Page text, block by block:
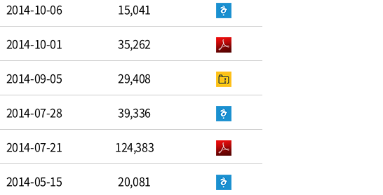
2014-10-06 15,041
2014-10-01 35,262
2014-09-05 29,408
2014-07-28 39,336
2014-07-21 124,383
2014-05-15 20,081